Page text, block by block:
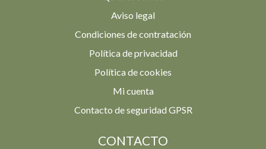
Aviso legal
Condiciones de contratación
Política de privacidad
Política de cookies
Mi cuenta
Contacto de seguridad GPSR
CONTACTO